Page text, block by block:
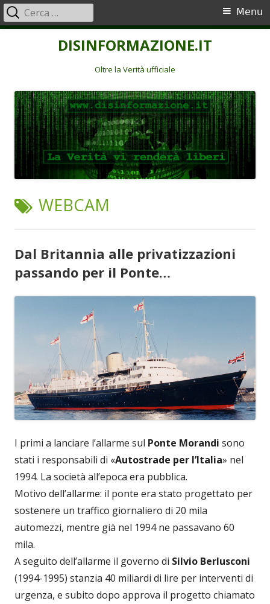
DISINFORMAZIONE.IT
Oltre la Verità ufficiale
Menu
principale
Menu
Ricerca
per:
TAG:
WEBCAM
Dal Britannia alle privatizzazioni
passando per il Ponte…
I primi a lanciare l’allarme sul Ponte Morandi sono
stati i responsabili di «Autostrade per l’Italia» nel
1994. La società all’epoca era pubblica.
Motivo dell’allarme: il ponte era stato progettato per
sostenere un traffico giornaliero di 20 mila
automezzi, mentre già nel 1994 ne passavano 60
mila.
A seguito dell’allarme il governo di Silvio Berlusconi
(1994-1995) stanzia 40 miliardi di lire per interventi di
urgenza, e subito dopo approva il progetto chiamato